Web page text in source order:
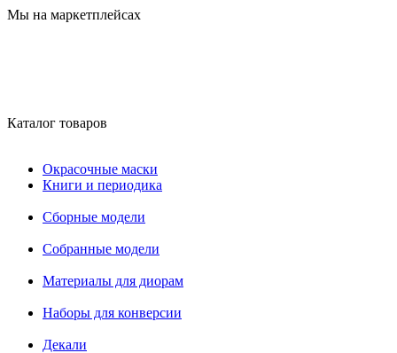
Мы на маркетплейсах
Каталог товаров
Окрасочные маски
Книги и периодика
Сборные модели
Собранные модели
Материалы для диорам
Наборы для конверсии
Декали